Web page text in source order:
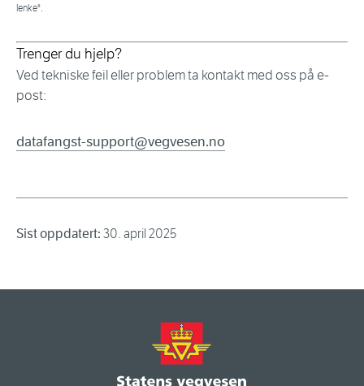
lenke".
Trenger du hjelp?
Ved tekniske feil eller problem ta kontakt med oss på e-
post:
datafangst-support@vegvesen.no
Sist oppdatert: 30. april 2025